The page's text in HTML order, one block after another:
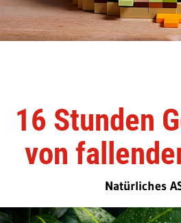
16 Stunden
von
Natürliches